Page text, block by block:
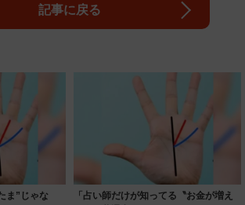
記事に戻る
ま”じゃな
「占い師だけが知ってる〝お金が増え